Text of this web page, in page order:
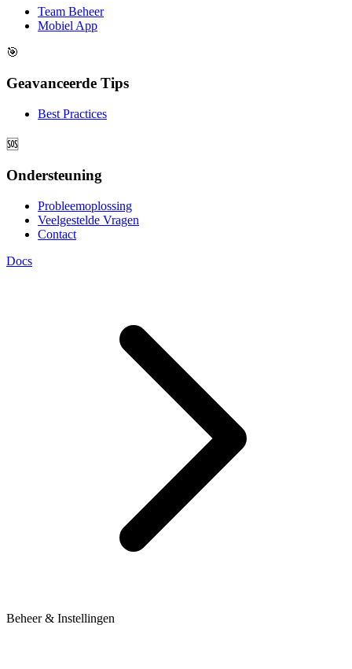
Team Beheer
Mobiel App
🎯
Geavanceerde Tips
Best Practices
🆘
Ondersteuning
Probleemoplossing
Veelgestelde Vragen
Contact
Docs
Beheer & Instellingen